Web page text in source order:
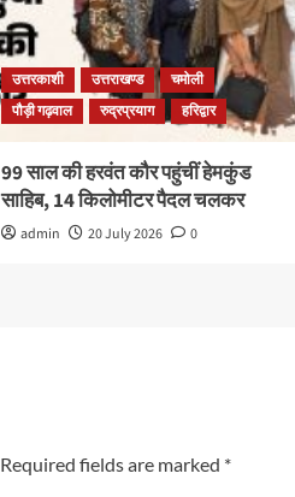
उत्तरकाशी उत्तराखण्ड
चमोली
पौड़ी गढ़वाल
रुद्रप्रयाग हरिद्वार
99 साल की हरवंत कौर पहुंचीं हेमकुंड
साहिब, 14 किलोमीटर पैदल चलकर
admin 20 July 2026 0
Required fields are marked *